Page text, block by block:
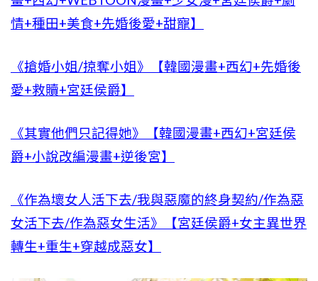
情+種田+美食+先婚後愛+甜寵】
《搶婚小姐/掠奪小姐》【韓國漫畫+西幻+先婚後
愛+救贖+宮廷侯爵】
《其實他們只記得她》【韓國漫畫+西幻+宮廷侯
爵+小說改編漫畫+逆後宮】
《作為壞女人活下去/我與惡魔的終身契約/作為惡
女活下去/作為惡女生活》【宮廷侯爵+女主異世界
轉生+重生+穿越成惡女】